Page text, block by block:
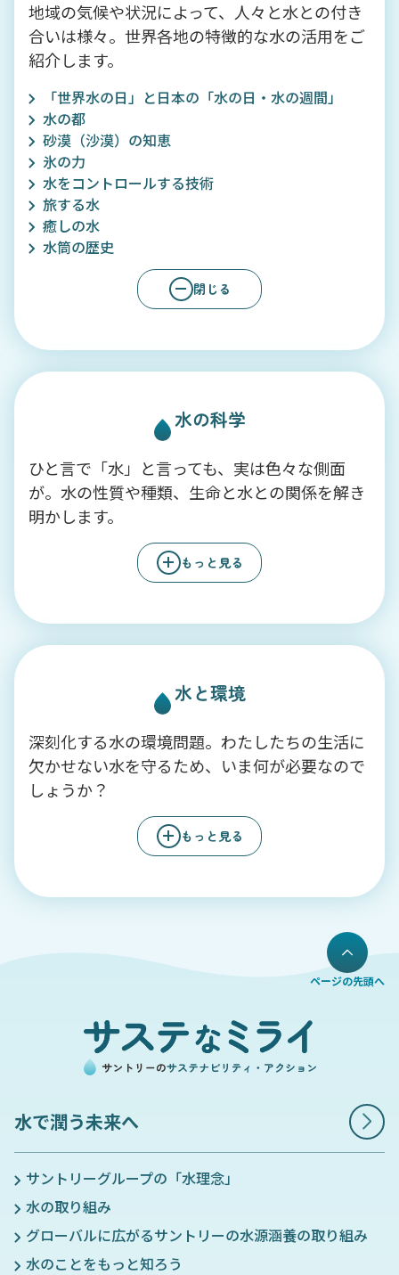
地域の気候や状況によって、人々と水との付き
合いは様々。世界各地の特徴的な水の活用をご
紹介します。
「世界水の日」と日本の「水の日・水の週間」
水の都
砂漠（沙漠）の知恵
氷の力
水をコントロールする技術
旅する水
癒しの水
水筒の歴史
閉じる
水の科学
ひと言で「水」と言っても、実は色々な側面
が。水の性質や種類、生命と水との関係を解き
明かします。
もっと見る
水と環境
深刻化する水の環境問題。わたしたちの生活に
欠かせない水を守るため、いま何が必要なので
しょうか？
もっと見る
ページの先頭へ
水で潤う未来へ
サントリーグループの「水理念」
水の取り組み
グローバルに広がるサントリーの水源涵養の取り組み
水のことをもっと知ろう